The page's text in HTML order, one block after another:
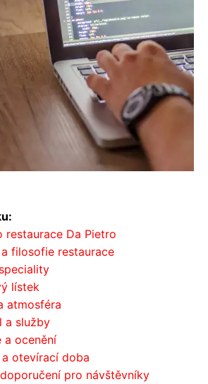
restaurace Da Pietro
filosofie restaurace
lístek
atmosféra
a služby
a ocenění
otevírací doba
pro návštěvníky